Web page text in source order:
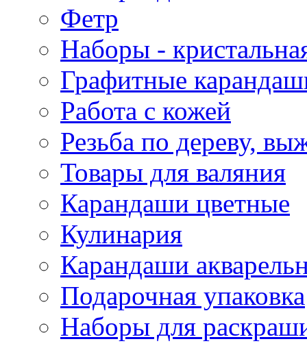
Фетр
Наборы -
Графитные
Работа с кожей
Резьба по дереву,
Товары для валяния
Карандаши цветные
Кулинария
Карандаши
Подарочная упаковка
Наборы для